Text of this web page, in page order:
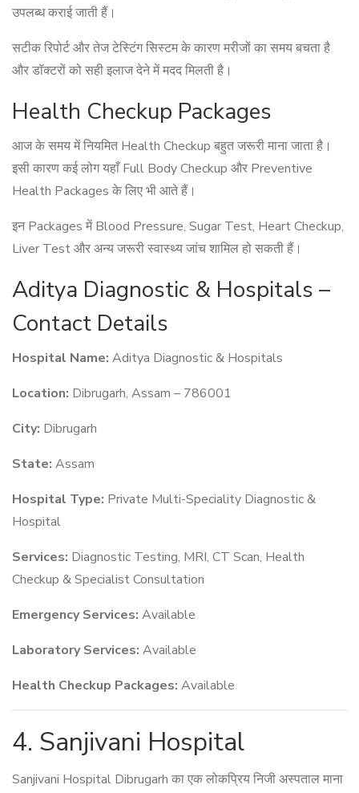
उपलब्ध कराई जाती हैं।
सटीक रिपोर्ट और तेज टेस्टिंग सिस्टम के कारण मरीजों का समय बचता है
और डॉक्टरों को सही इलाज देने में मदद मिलती है।
Health Checkup Packages
आज के समय में नियमित Health Checkup बहुत जरूरी माना जाता है।
इसी कारण कई लोग यहाँ Full Body Checkup और Preventive
Health Packages के लिए भी आते हैं।
इन Packages में Blood Pressure, Sugar Test, Heart Checkup,
Liver Test और अन्य जरूरी स्वास्थ्य जांच शामिल हो सकती हैं।
Aditya Diagnostic & Hospitals –
Contact Details
Hospital Name: Aditya Diagnostic & Hospitals
Location: Dibrugarh, Assam – 786001
City: Dibrugarh
State: Assam
Hospital Type: Private Multi-Speciality Diagnostic &
Hospital
Services: Diagnostic Testing, MRI, CT Scan, Health
Checkup & Specialist Consultation
Emergency Services: Available
Laboratory Services: Available
Health Checkup Packages: Available
4. Sanjivani Hospital
Sanjivani Hospital Dibrugarh का एक लोकप्रिय निजी अस्पताल माना